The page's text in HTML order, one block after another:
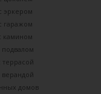
эркером
гаражом
камином
домов